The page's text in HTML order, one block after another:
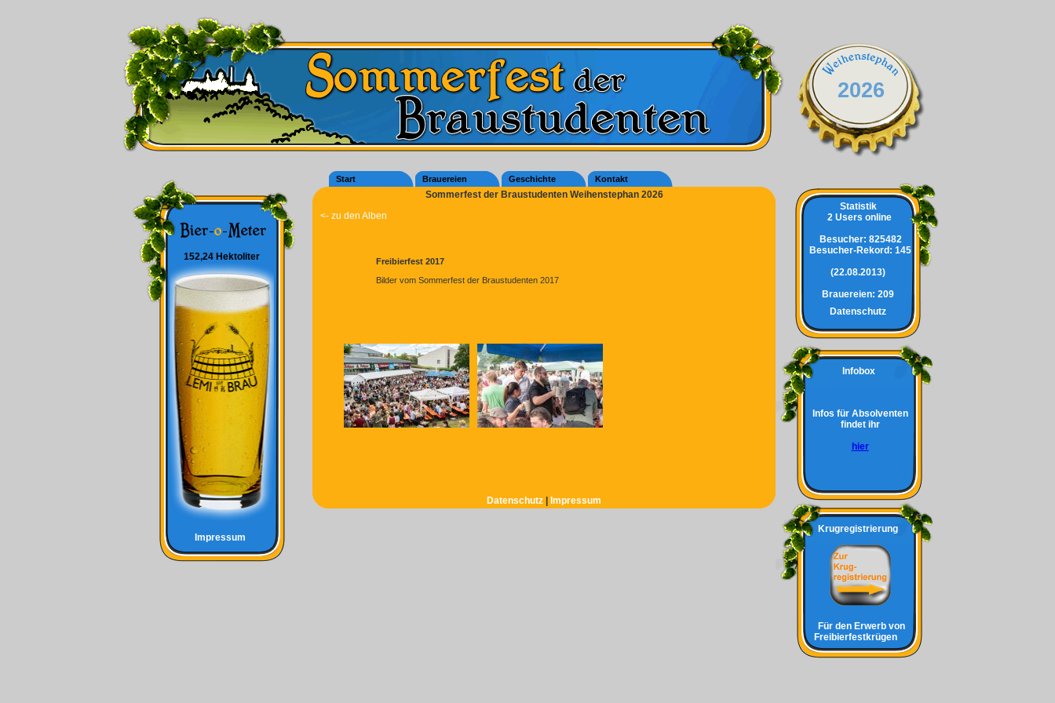
2026
152,24 Hektoliter
Impressum
Start Brauereien Geschichte Kontakt
Sommerfest der Braustudenten Weihenstephan 2026
<- zu den Alben
Freibierfest 2017
Bilder vom Sommerfest der Braustudenten 2017
Datenschutz Impressum
Statistik
2 Users online
Besucher: 825482
Besucher-Rekord: 145
(22.08.2013)
Brauereien: 209
Datenschutz
Infobox
Infos für Absolventen
findet ihr
hier
Krugregistrierung
Für den Erwerb von
Freibierfestkrügen